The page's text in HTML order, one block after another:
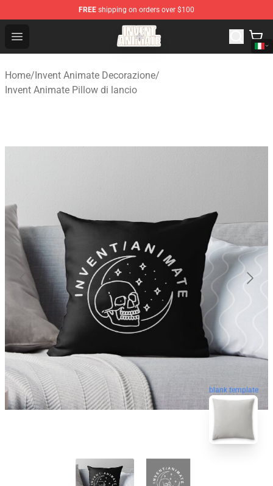
FREE shipping on orders over $100
Open menu
Invent Animate Shop - Official Invent Animate
Home/Invent Animate Decorazione/
Invent Animate Pillow di lancio
blank template